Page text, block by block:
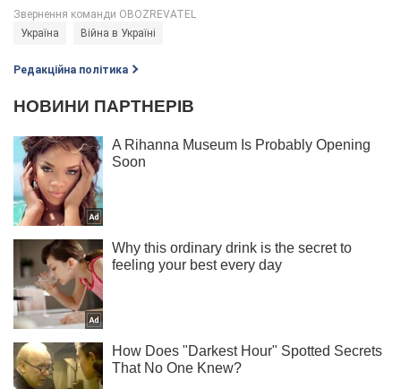
Україна Війна в Україні
Редакційна політика